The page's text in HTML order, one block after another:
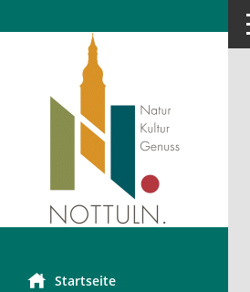
Startseite